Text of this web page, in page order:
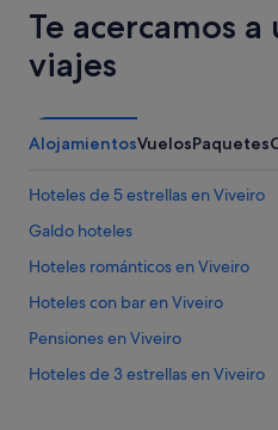
Te acercamos
viajes
AlojamientosVuelosPaquetes
Hoteles de 5 estrellas en Viveiro
Galdo hoteles
Hoteles románticos en Viveiro
Hoteles con bar en Viveiro
Pensiones en Viveiro
Hoteles de 3 estrellas en Viveiro